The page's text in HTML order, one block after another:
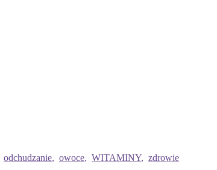
odchudzanie, owoce, WITAMINY, zdrowie